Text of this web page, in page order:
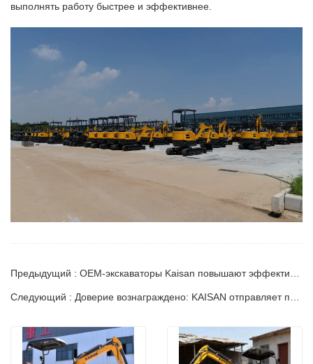
выполнять работу быстрее и эффективнее.